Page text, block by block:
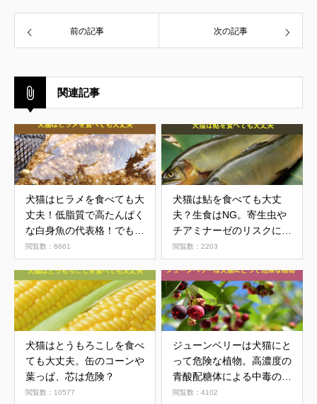
前の記事 次の記事
関連記事
犬猫はヒラメを食べても大
丈夫！低脂質で高たんぱく
な白身魚の代表格！でも刺
身はNG
閲覧数：6661
犬猫は鮎を食べても大丈
夫？生食はNG。寄生虫や
チアミナーゼのリスクにつ
いて解説
閲覧数：2203
犬猫はとうもろこしを食べ
ても大丈夫。缶のコーンや
葉っぱ、芯は危険？
閲覧数：10577
ジューンベリーは犬猫にと
って危険な植物。高濃度の
青酸配糖体による中毒の可
能性
閲覧数：4102